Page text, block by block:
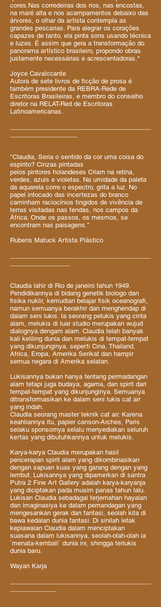
cores.Nas corredeiras dos rios, nas encostas,
na maré alta e nos acampamentos debaixo das
árvores, o olhar da artista contempla as
grandes pescarias. Para alegrar os corações
capazes de tanto, ela pinta sons usando técnica
e luzes. É assim que gera a transformação do
panorama artístico brasileiro, propondo obras
justamente necessárias e acrescentadoras.*
Joyce Cavalccante
Autora de sete livros de ficção de prosa é
também presidente da REBRA-Rede de
Escritoras Brasileiras, e membro do conselho
diretor na RELAT-Red de Escritoras
Latinoamericanas.
"Claudia, Seria o sentido da cor uma coisa do
espírito? Cinzas pintadas
pelos pintores holandeses Criam na retina,
verdes, azuis e violetas. Na umidade da paleta
da aquarela corre o espectro, grita a luz. No
papel intocado das incertezas do branco
caminham raciocínios tingidos de vivência de
terras visitadas nas fendas, nos campos da
África. Onde os passos, os mesmos, se
encontram nas paisagens."
Rubens Matuck Artista Plástico
Claudia lahir di Rio de janeiro tahun 1949.
Pendidikannya di bidang genetik biologo dan
fisika nuklir, kemudian belajar fisik oceanografi,
namun semuanya berakhir dan menghendap di
dalam seni lukis. Ia seorang pelukis yang cinta
alam, melukis di luar studio merupakan wujud
dialognya dengam alam. Claudia telah banyak
kali keliling dunia dan melukis di tempat-tempat
yang dikunjunginya, seperti Cina, Thailand,
Africa, Eropa, Amerika Serikat dan hampir
semua negara di Amerika selatan.
Lukisannya bukan hanya tentang permadangan
alam tetapi juga budaya, agama, dan spirit dari
tempat-tempat yang dikunjunginya. Semuanya
ditransformasikan ke dalam seni lukis cat air
yang indah.
Claudia seorang master teknik cat air. Karena
keahliannya itu, papier canson-Arches, Paris
selaku sponsornya selalu menyediakan seluruh
kertas yang dibutuhkannya untuk melukis.
Karya-karya Claudia merupakan hasil
pencerapan spirit alam yang dikombinasikan
dengan sapuan kuas yang garang dengan yang
lembut. Lukisannya yang dipamerkan di santra
Putra 2 Fine Art Gallery adalah karya-karyanja
yang diciptakan pada musim panas tahun lalu.
Lukisan Claudia sebadagai terjemahan hayalan
dan imaginasiya ke dalam pemandagan yang
mengesankan gerak dan fantasi, seolah kita di
bawa kedalan dunia fantasi. Di sinilah letak
kepiawaian Claudia dalam menciptakan
suasana dalam lukisannya, seolah-olah-olah ia
`menata-kembali` dunia ini, shingga terlukis
dunia baru.
Wayan Karja